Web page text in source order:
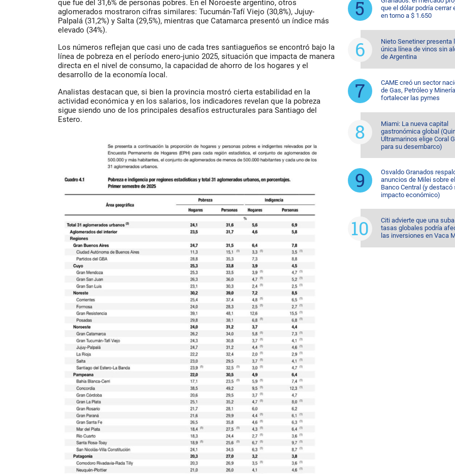
que fue del 31,6% de personas pobres. En el Noroeste argentino, otros
aglomerados mostraron cifras similares: Tucumán-Tafí Viejo (30,8%), Jujuy-
Palpalá (31,2%) y Salta (29,5%), mientras que Catamarca presentó un índice más
elevado (34%).
Los números reflejan que casi uno de cada tres santiagueños se encontró bajo la
línea de pobreza en el período enero-junio 2025, situación que impacta de manera
directa en el nivel de consumo, la capacidad de ahorro de los hogares y el
desarrollo de la economía local.
Analistas destacan que, si bien la provincia mostró cierta estabilidad en la
actividad económica y en los salarios, los indicadores revelan que la pobreza
sigue siendo uno de los principales desafíos estructurales para Santiago del
Estero.
que el dólar podría cerrar
en torno a $ 1.650
Nieto Senetiner presenta
única línea de vinos sin
de Argentina
CAME creó un sector
de Gas, Petróleo y
fortalecer las pymes
Miami: La nueva capital
gastronómica global
Ultramarinos elige Coral
para su desembarco)
Osvaldo Granados
anuncios de Milei sobre el
Banco Central (y destacó
impacto económico)
Citi advierte que una
tasas globales podría
las inversiones en Vaca